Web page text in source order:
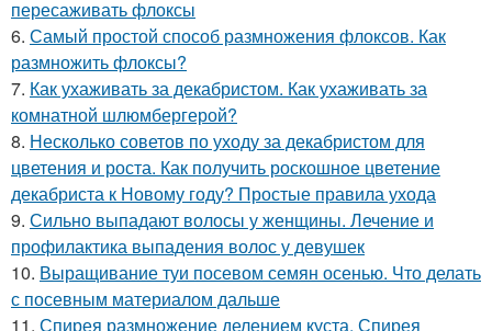
пересаживать флоксы
6. Самый простой способ размножения флоксов. Как
размножить флоксы?
7. Как ухаживать за декабристом. Как ухаживать за
комнатной шлюмбергерой?
8. Несколько советов по уходу за декабристом для
цветения и роста. Как получить роскошное цветение
декабриста к Новому году? Простые правила ухода
9. Сильно выпадают волосы у женщины. Лечение и
профилактика выпадения волос у девушек
10. Выращивание туи посевом семян осенью. Что делать
с посевным материалом дальше
11. Спирея размножение делением куста. Спирея